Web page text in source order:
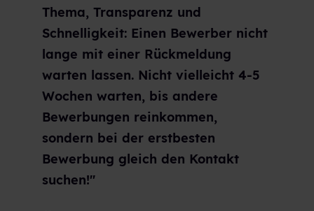
Thema, Transparenz und
Schnelligkeit: Einen Bewerber nicht
lange mit einer Rückmeldung
warten lassen. Nicht vielleicht 4-5
Wochen warten, bis andere
Bewerbungen reinkommen,
sondern bei der erstbesten
Bewerbung gleich den Kontakt
suchen!"